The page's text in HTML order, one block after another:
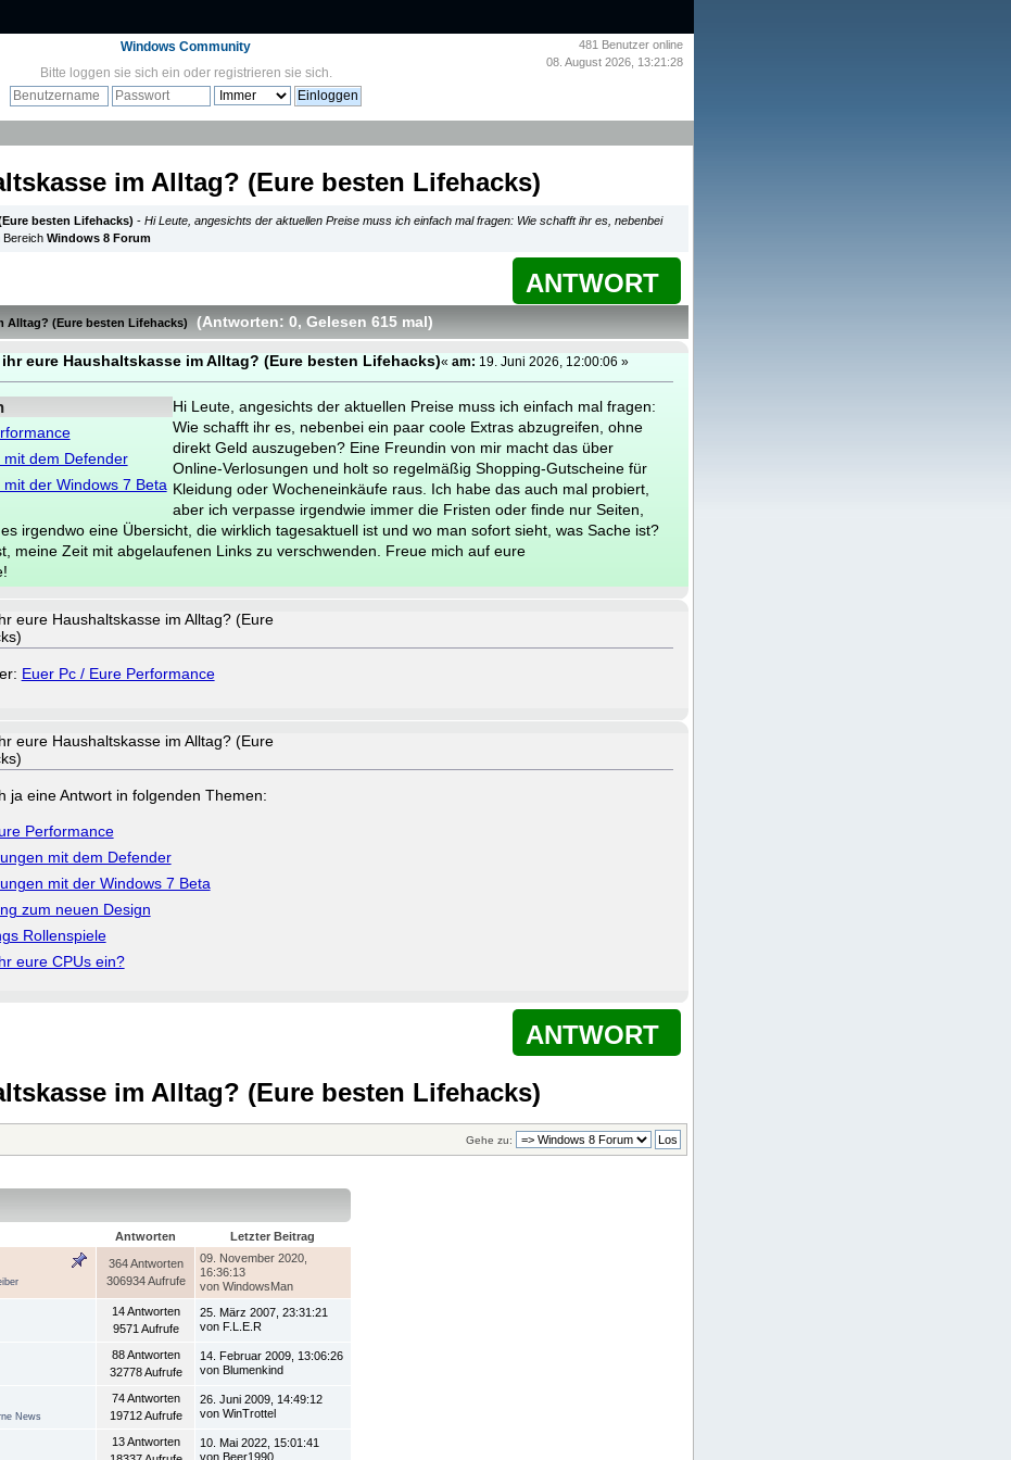
481 Benutzer online
08. August 2026, 13:21:28
Windows Community
Bitte loggen sie sich ein oder registrieren sie sich.
im Alltag? (Eure besten Lifehacks)
besten Lifehacks) -Hi Leute, angesichts der aktuellen Preise muss ich einfach mal fragen: Wie schafft ihr es, nebenbei
BereichWindows 8 Forum
ANTWORT
Alltag? (Eure besten Lifehacks) (Antworten: 0, Gelesen 615 mal )
eure Haushaltskasse im Alltag? (Eure besten Lifehacks)«am: 19. Juni 2026, 12:00:06 »
mit dem Defender
der Windows 7 Beta
Hi Leute, angesichts der aktuellen Preise muss ich einfach mal fragen:
Wie schafft ihr es, nebenbei ein paar coole Extras abzugreifen, ohne
direkt Geld auszugeben? Eine Freundin von mir macht das über
Online-Verlosungen und holt so regelmäßig Shopping-Gutscheine für
Kleidung oder Wocheneinkäufe raus. Ich habe das auch mal probiert,
aber ich verpasse irgendwie immer die Fristen oder finde nur Seiten,
irgendwo eine Übersicht, die wirklich tagesaktuell ist und wo man sofort sieht, was Sache ist?
meine Zeit mit abgelaufenen Links zu verschwenden. Freue mich auf eure
eure Haushaltskasse im Alltag? (Eure
Euer Pc / Eure Performance
eure Haushaltskasse im Alltag? (Eure
ja eine Antwort in folgenden Themen:
Performance
mit dem Defender
mit der Windows 7 Beta
zum neuen Design
Rollenspiele
eure CPUs ein?
ANTWORT
im Alltag? (Eure besten Lifehacks)
Gehe zu:
Antworten Letzter Beitrag
364 Antworten
306934 Aufrufe
09. November 2020,
16:36:13
von WindowsMan
14 Antworten
9571 Aufrufe
25. März 2007, 23:31:21
von F.L.E.R
88 Antworten
32778 Aufrufe
14. Februar 2009, 13:06:26
von Blumenkind
News
74 Antworten
19712 Aufrufe
26. Juni 2009, 14:49:12
von WinTrottel
13 Antworten
10. Mai 2022, 15:01:41
von Beer1990